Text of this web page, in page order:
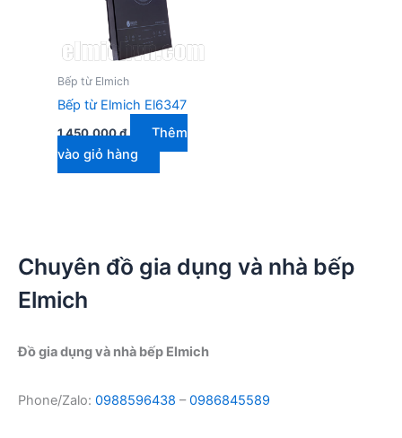
Bếp từ Elmich
Bếp từ Elmich El6347
1.450.000₫
Thêm
vào giỏ hàng
Chuyên đồ gia dụng và nhà bếp
Elmich
Đồ gia dụng và nhà bếp Elmich
Phone/Zalo: 0988596438 –0986845589